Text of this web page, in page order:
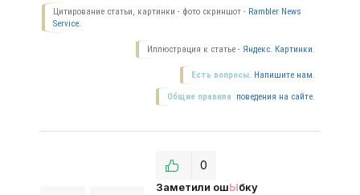
Цитирование статьи, картинки - фото скриншот - Rambler News
Service.
Иллюстрация к статье - Яндекс. Картинки.
Есть вопросы. Напишите нам.
Общие правила поведения на сайте.
Заметили ошЫбку
0